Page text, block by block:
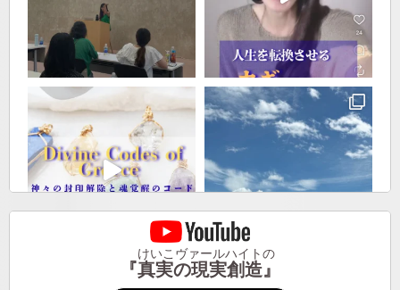
けいこヴァールハイトの
『真実の現実創造』